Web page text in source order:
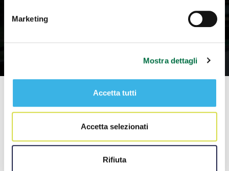
Marketing
Mostra dettagli
Accetta tutti
Accetta selezionati
Rifiuta